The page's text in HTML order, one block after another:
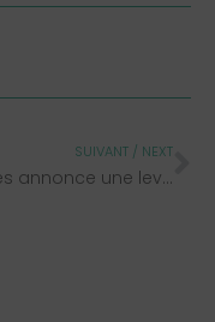
SUIVANT / NEXT
Enalees annonce une levée de fonds de 15 millions d’euros